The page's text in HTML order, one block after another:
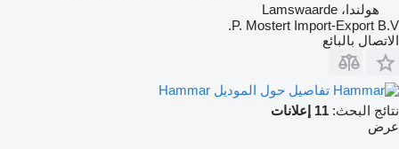
هولندا، Lamswaarde
P. Mostert Import-Export B.V.
الاتصال بالبائع
تفاصيل حول الموديل Hammar
نتائج البحث: 11 إعلانات
عرض